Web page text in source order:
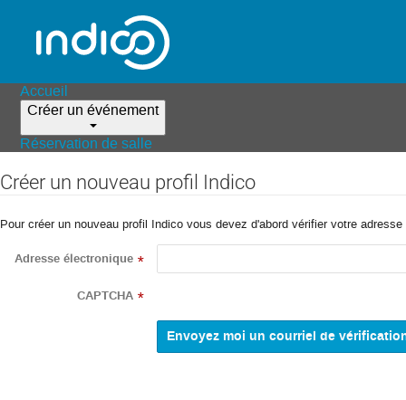
Accueil
Créer un événement
Réservation de salle
Créer un nouveau profil Indico
Pour créer un nouveau profil Indico vous devez d'abord vérifier votre
Adresse électronique *
CAPTCHA *